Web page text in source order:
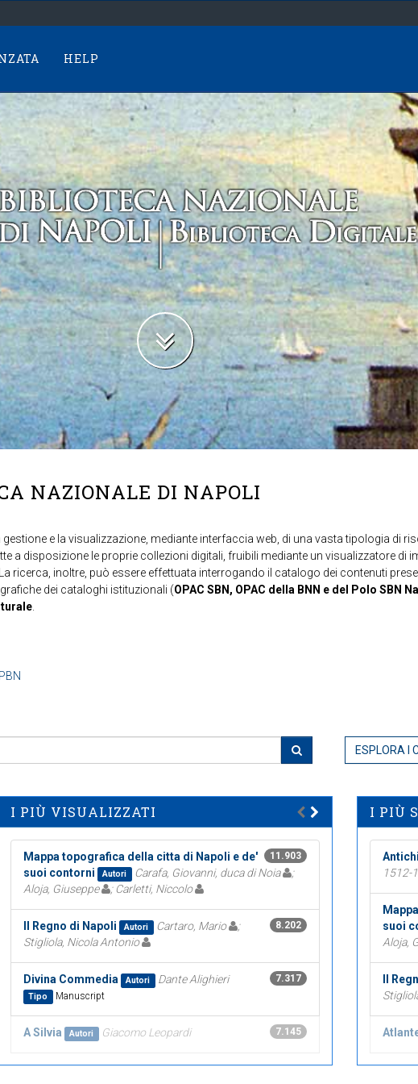
HELP
NAZIONALE DI NAPOLI
gestione e la visualizzazione, mediante interfaccia web, di una vasta tipologia di
a disposizione le proprie collezioni digitali, fruibili mediante un visualizzatore di
ricerca, inoltre, può essere effettuata interrogando il catalogo dei contenuti
dei cataloghi istituzionali (OPAC SBN, OPAC della BNN e del Polo SBN
.
ESPLORA I
I PIÙ VISUALIZZATI
11.903
Mappa topografica della citta di Napoli e de'
suoi contorni
Autori Carafa, Giovanni, duca di Noia
;
Aloja, Giuseppe
; Carletti, Niccolo
8.202
Il Regno di Napoli Autori Cartaro, Mario
;
Stigliola, Nicola Antonio
7.317
Divina Commedia Autori Dante Alighieri
Tipo Manuscript
7.145
A Silvia Autori Giacomo Leopardi
I PIÙ
1512-
suoi
Aloja,
Il